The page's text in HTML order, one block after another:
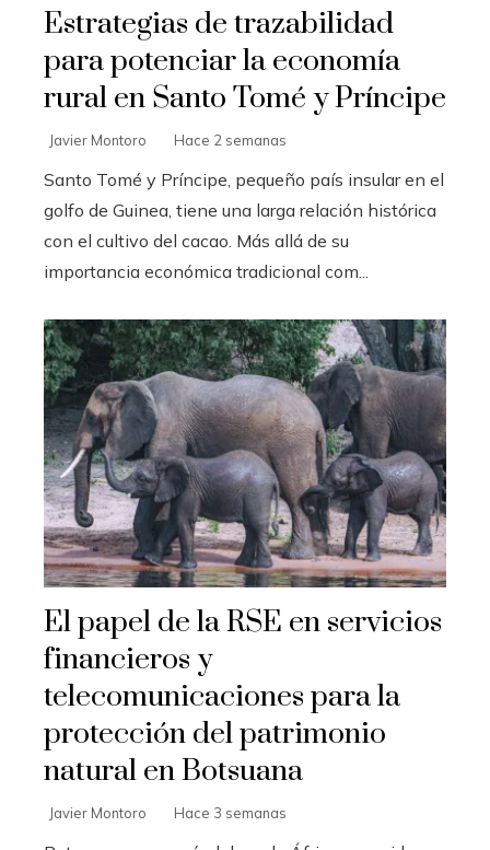
Estrategias de trazabilidad
para potenciar la economía
rural en Santo Tomé y Príncipe
Javier Montoro Hace 2 semanas
Santo Tomé y Príncipe, pequeño país insular en el
golfo de Guinea, tiene una larga relación histórica
con el cultivo del cacao. Más allá de su
importancia económica tradicional com...
El papel de la RSE en servicios
financieros y
telecomunicaciones para la
protección del patrimonio
natural en Botsuana
Javier Montoro Hace 3 semanas